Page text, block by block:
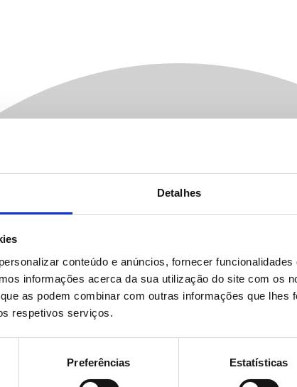
Detalhes
conteúdo e anúncios, fornecer
informações acerca da sua utilização do site com os
as podem combinar com outras informações que lhes
respetivos serviços.
Preferências Estatísticas